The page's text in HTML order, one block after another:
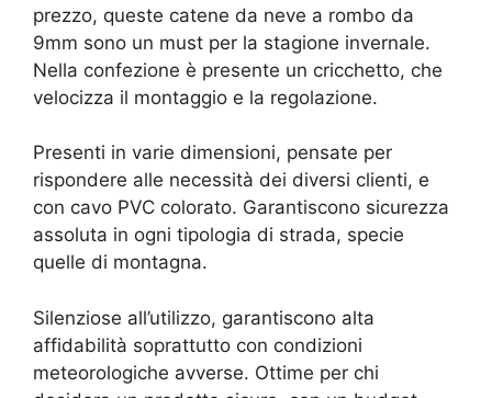
prezzo, queste catene da neve a rombo da
9mm sono un must per la stagione invernale.
Nella confezione è presente un cricchetto, che
velocizza il montaggio e la regolazione.
Presenti in varie dimensioni, pensate per
rispondere alle necessità dei diversi clienti, e
con cavo PVC colorato. Garantiscono sicurezza
assoluta in ogni tipologia di strada, specie
quelle di montagna.
Silenziose all’utilizzo, garantiscono alta
affidabilità soprattutto con condizioni
meteorologiche avverse. Ottime per chi